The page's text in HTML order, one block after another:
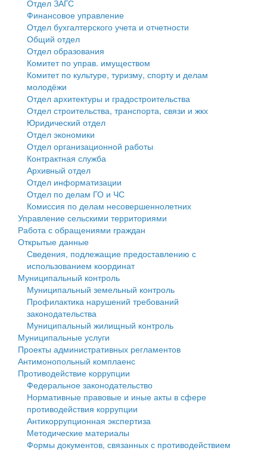
Государственные услуги
Промышленность и АПК
Экономика и бизнес
Символика
Устав
Гостям округа
Туризм
Культура
Образование
Здравоохранение
Социальная защита
Фотоальбом
муниципального округа Тверской области
Администрация Кашинского муниципального округа
Тверской области
Управление сельскими территориями
Открытые данные
Работа с обращениями граждан
Муниципальный контроль
Муниципальные услуги
Проекты административных регламентов
Антимонопольный комплаенс
Противодействие коррупции
Финансовое управление
Бюджет для граждан
Имущество
Выявление правообладателей ранее учтенных
объектов недвижимости
Имущественная поддержка субъектов малого и
среднего предпринимательства
Информационная поддержка субъектов малого и
среднего предпринимательства
Муниципальные программы
Контрольно-счетная палата
Персональные данные
Оценка регулирующего воздействия
Деятельность МУ
Нормативы градостроительного проектирования
Правила землепользования и застройки
Генеральные планы
Проекты планировки территории
Собрание депутатов
Отдел ЗАГС
Финансовое управление
Отдел бухгалтерского учета и отчетности
Общий отдел
Отдел образования
Комитет по управ. имуществом
Комитет по культуре, туризму, спорту и делам
молодёжи
Отдел архитектуры и градостроительства
Отдел строительства, транспорта, связи и жкх
Юридический отдел
Отдел экономики
Отдел организационной работы
Контрактная служба
Архивный отдел
Отдел информатизации
Отдел по делам ГО и ЧС
Комиссия по делам несовершеннолетних
Управление сельскими территориями
Работа с обращениями граждан
Открытые данные
Сведения, подлежащие предоставлению с
использованием координат
Муниципальный контроль
Муниципальный земельный контроль
Профилактика нарушений требований
законодательства
Муниципальный жилищный контроль
Муниципальные услуги
Проекты административных регламентов
Антимонопольный комплаенс
Противодействие коррупции
Федеральное законодательство
Нормативные правовые и иные акты в сфере
противодействия коррупции
Антикоррупционная экспертиза
Методические материалы
Формы документов, связанных с противодействием